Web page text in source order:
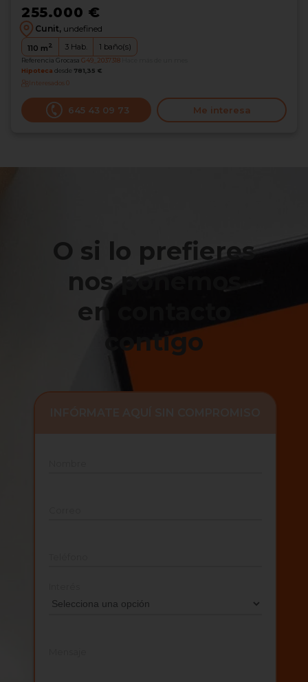
255.000 €
Cunit, undefined
110 m2 3 Hab. 1 baño(s)
Referencia Grocasa G49_2037318
Hipoteca desde 781,35 €
Interesados0
645 43 09 73 Me interesa
O si lo prefieres
nos ponemos
en contacto
contigo